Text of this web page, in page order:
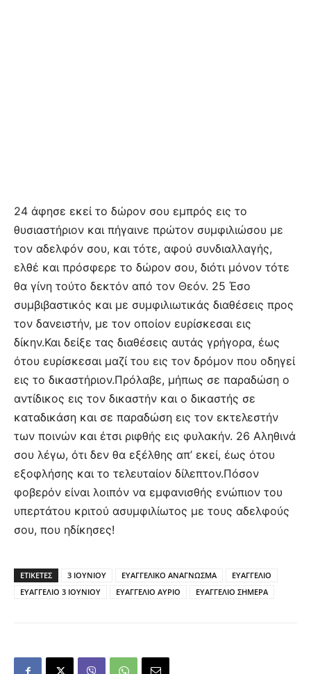
24 άφησε εκεί το δώρον σου εμπρός εις το
θυσιαστήριον και πήγαινε πρώτον συμφιλιώσου με
τον αδελφόν σου, και τότε, αφού συνδιαλλαγής,
ελθέ και πρόσφερε το δώρον σου, διότι μόνον τότε
θα γίνη τούτο δεκτόν από τον Θεόν. 25 Έσο
συμβιβαστικός και με συμφιλιωτικάς διαθέσεις προς
τον δανειστήν, με τον οποίον ευρίσκεσαι εις
δίκην.Και δείξε τας διαθέσεις αυτάς γρήγορα, έως
ότου ευρίσκεσαι μαζί του εις τον δρόμον που οδηγεί
εις το δικαστήριον.Πρόλαβε, μήπως σε παραδώση ο
αντίδικος εις τον δικαστήν και ο δικαστής σε
καταδικάση και σε παραδώση εις τον εκτελεστήν
των ποινών και έτσι ριφθής εις φυλακήν. 26 Αληθινά
σου λέγω, ότι δεν θα εξέλθης απ’ εκεί, έως ότου
εξοφλήσης και το τελευταίον δίλεπτον.Πόσον
φοβερόν είναι λοιπόν να εμφανισθής ενώπιον του
υπερτάτου κριτού ασυμφιλίωτος με τους αδελφούς
σου, που ηδίκησες!
ΕΤΙΚΕΤΕΣ 3 ΙΟΥΝΙΟΥ ΕΥΑΓΓΕΛΙΚΟ ΑΝΑΓΝΩΣΜΑ
ΕΥΑΓΓΕΛΙΟ
ΕΥΑΓΓΕΛΙΟ 3 ΙΟΥΝΙΟΥ
ΕΥΑΓΓΕΛΙΟ ΑΥΡΙΟ ΕΥΑΓΓΕΛΙΟ ΣΗΜΕΡΑ